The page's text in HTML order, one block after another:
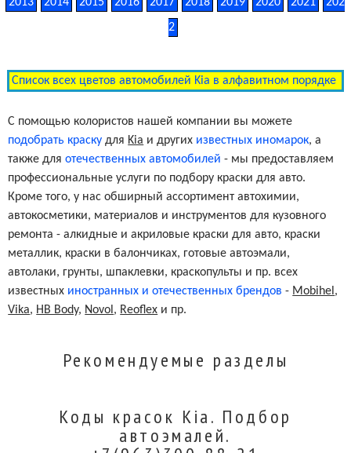
2
Список всех цветов автомобилей Kia в алфавитном порядке
С помощью колористов нашей компании вы можете
подобрать краску для Kia и других известных иномарок, а
также дляотечественных автомобилей - мы предоставляем
профессиональные услуги по подбору краски для авто.
Кроме того, у нас обширный ассортимент автохимии,
автокосметики, материалов и инструментов для кузовного
ремонта - алкидные и акриловые краски для авто, краски
металлик, краски в балончиках, готовые автоэмали,
автолаки, грунты, шпаклевки, краскопульты и пр. всех
известных иностранных и отечественных брендов - Mobihel ,
Vika, HB Body, Novol , Reoflex и пр.
Рекомендуемые разделы
Коды красок Kia. Подбор
автоэмалей.